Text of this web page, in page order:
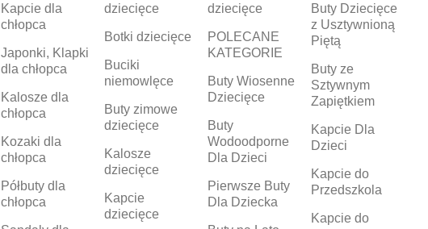
Kapcie dla
chłopca
Japonki, Klapki
dla chłopca
Kalosze dla
chłopca
Kozaki dla
chłopca
Półbuty dla
chłopca
dziecięce
Botki dziecięce
Buciki
niemowlęce
Buty zimowe
dziecięce
Kalosze
dziecięce
Kapcie
dziecięce
dziecięce
POLECANE
KATEGORIE
Buty Wiosenne
Dziecięce
Buty
Wodoodporne
Dla Dzieci
Pierwsze Buty
Dla Dziecka
Buty Dziecięce
z Usztywnioną
Piętą
Buty ze
Sztywnym
Zapiętkiem
Kapcie Dla
Dzieci
Kapcie do
Przedszkola
Kapcie do